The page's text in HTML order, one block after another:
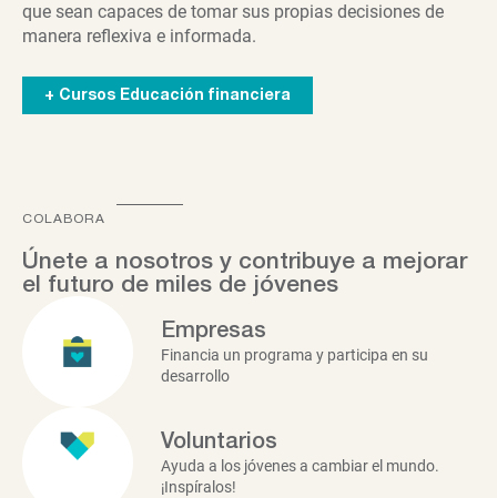
que sean capaces de tomar sus propias decisiones de
manera reflexiva e informada.
+ Cursos Educación financiera
COLABORA
Únete a nosotros y contribuye a mejorar
el futuro de miles de jóvenes
Empresas
Financia un programa y participa en su
desarrollo
Voluntarios
Ayuda a los jóvenes a cambiar el mundo.
¡Inspíralos!